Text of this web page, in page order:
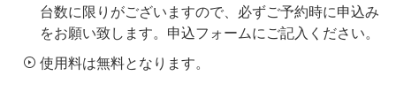
台数に限りがございますので、必ずご予約時に申込み
をお願い致します。申込フォームにご記入ください。
使用料は無料となります。